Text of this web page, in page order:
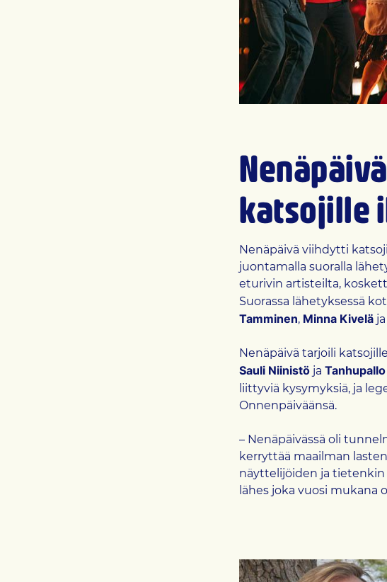
katsojille
Nenäpäivä viihdytti
juontamalla suoralla
eturivin artisteilta,
Suorassa lähetyksessä
Tamminen, Minna Kivelä ja
Nenäpäivä tarjoili
Sauli Niinistö ja Tanhupallo
liittyviä kysymyksiä, ja
Onnenpäiväänsä.
– Nenäpäivässä oli
kerryttää maailman
näyttelijöiden ja tietenkin
lähes joka vuosi mukana